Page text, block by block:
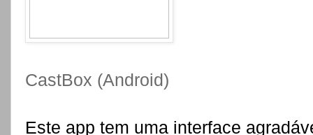
CastBox (Android)
Este app tem uma interface